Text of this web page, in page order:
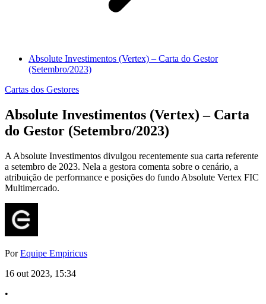
Absolute Investimentos (Vertex) – Carta do Gestor
(Setembro/2023)
Cartas dos Gestores
Absolute Investimentos (Vertex) – Carta
do Gestor (Setembro/2023)
A Absolute Investimentos divulgou recentemente sua carta referente
a setembro de 2023. Nela a gestora comenta sobre o cenário, a
atribuição de performance e posições do fundo Absolute Vertex FIC
Multimercado.
PorEquipe Empiricus
16 out 2023, 15:34
•